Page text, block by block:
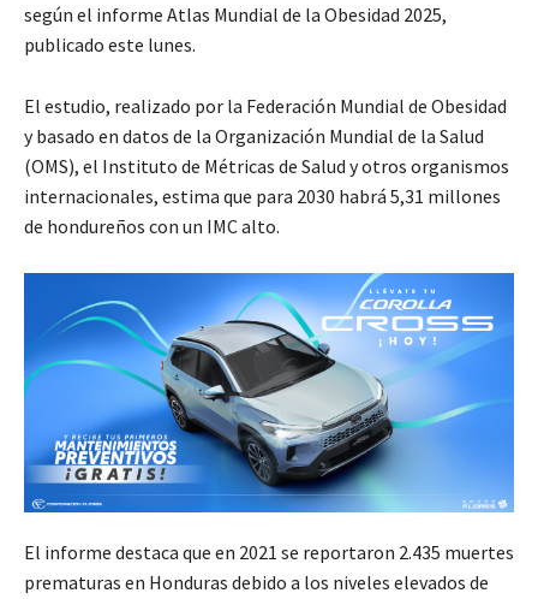
según el informe Atlas Mundial de la Obesidad 2025,
publicado este lunes.
El estudio, realizado por la Federación Mundial de Obesidad
y basado en datos de la Organización Mundial de la Salud
(OMS), el Instituto de Métricas de Salud y otros organismos
internacionales, estima que para 2030 habrá 5,31 millones
de hondureños con un IMC alto.
El informe destaca que en 2021 se reportaron 2.435 muertes
prematuras en Honduras debido a los niveles elevados de